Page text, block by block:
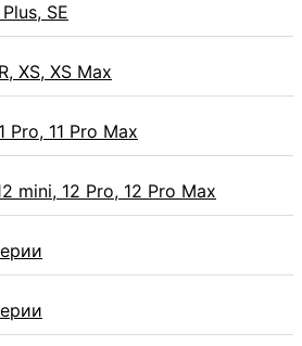
SE
XS, XS Max
Pro, 11 Pro Max
mini, 12 Pro, 12 Pro Max